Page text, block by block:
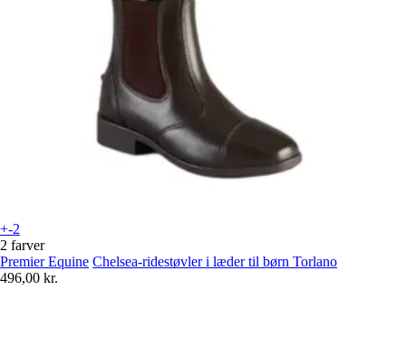
+-2
2 farver
Premier Equine Chelsea-ridestøvler i læder til børn Torlano
496,00 kr.